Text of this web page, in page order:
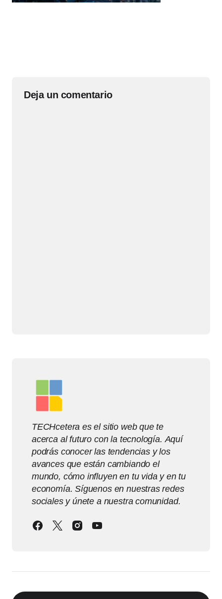
Deja un comentario
TECHcetera es el sitio web que te
acerca al futuro con la tecnología. Aquí
podrás conocer las tendencias y los
avances que están cambiando el
mundo, cómo influyen en tu vida y en tu
economía. Síguenos en nuestras redes
sociales y únete a nuestra comunidad.